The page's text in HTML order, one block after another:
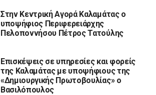
Στην Κεντρική Αγορά Καλαμάτας ο
υποψήφιος Περιφερειάρχης
Πελοποννήσου Πέτρος Τατούλης
Επισκέψεις σε υπηρεσίες και φορείς
της Καλαμάτας με υποψήφιους της
«Δημιουργικής Πρωτοβουλίας» ο
Βασιλόπουλος